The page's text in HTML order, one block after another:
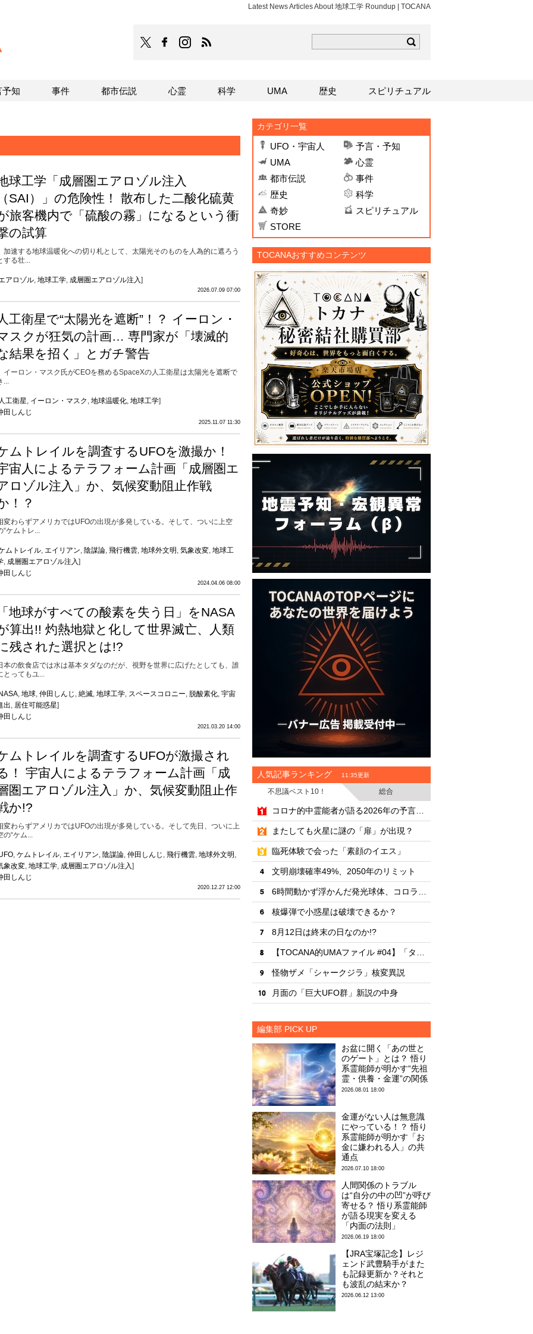
Latest News Articles About 地球工学 Roundup | TOCANA
TOCANAのFacebookはこちら
TOCANAのinstagramはこちら
球工学「成層圏エアロゾル注入
SAI）」の危険性！ 散布した二酸化硫黄
旅客機内で「硫酸の霧」になるという衝
の試算
速する地球温暖化への切り札として、太陽光そのものを人為的に遮ろう
する壮...
アロゾル, 地球工学, 成層圏エアロゾル注入]
2026.07.09 07:00
工衛星で“太陽光を遮断”！？ イーロン・
スクが狂気の計画… 専門家が「壊滅的
結果を招く」とガチ警告
ーロン・マスク氏がCEOを務めるSpaceXの人工衛星は太陽光を遮断で
...
工衛星, イーロン・マスク , 地球温暖化, 地球工学]
2025.11.07 11:30
田しんじ
ムトレイルを調査するUFOを激撮か！
宙人によるテラフォーム計画「成層圏エ
ロゾル注入」か、気候変動阻止作戦
！？
変わらずアメリカではUFOの出現が多発している。そして、ついに上空
“ケムトレ...
ムトレイル, エイリアン, 陰謀論, 飛行機雲, 地球外文明 , 気象改変, 地球工
, 成層圏エアロゾル注入]
2024.04.06 08:00
田しんじ
地球がすべての酸素を失う日」をNASA
算出!! 灼熱地獄と化して世界滅亡、人類
残された選択とは!?
本の飲食店では水は基本タダなのだが、視野を世界に広げたとしても、誰
とってもユ...
, 地球, 仲田しんじ , 絶滅, 地球工学, スペースコロニー, 脱酸素化, 宇宙
出, 居住可能惑星]
2021.03.20 14:00
田しんじ
ムトレイルを調査するUFOが激撮され
！ 宇宙人によるテラフォーム計画「成
圏エアロゾル注入」か、気候変動阻止作
か!?
変わらずアメリカではUFOの出現が多発している。そして先日、ついに上
の“ケム...
, ケムトレイル, エイリアン, 陰謀論, 仲田しんじ , 飛行機雲, 地球外文明 ,
象改変, 地球工学, 成層圏エアロゾル注入]
2020.12.27 12:00
田しんじ
カテゴリ一覧
UFO・宇宙人
予言・予知
UMA
心霊
都市伝説
事件
歴史
科学
奇妙
スピリチュアル
STORE
TOCANAおすすめコンテンツ
人気記事ランキング 11:35更新
不思議ベスト10！
総合
・
・
またしても火星に謎の「扉」が出現？
・
臨死体験で会った「素顔のイエス」
・
文明崩壊確率49%、2050年のリミット
・
・
核爆弾で小惑星は破壊できるか？
・
8月12日は終末の日なのか!?
・
・
怪物ザメ「シャークジラ」核変異説
・
月面の「巨大UFO群」新説の中身
編集部 PICK UP
お盆に開く「あの世と
のゲート」とは？ 悟り
系霊能師が明かす“先祖
霊・供養・金運”の関係
2026.08.01 18:00
金運がない人は無意識
にやっている！？ 悟り
系霊能師が明かす「お
金に嫌われる人」の共
通点
2026.07.10 18:00
人間関係のトラブル
は“自分の中の凹”が呼び
寄せる？ 悟り系霊能師
が語る現実を変える
「内面の法則」
2026.06.19 18:00
【JRA宝塚記念】レジ
ェンド武豊騎手がまた
も記録更新か？それと
も波乱の結末か？
2026.06.12 13:00
予知 事件 都市伝説 心霊 科学 UMA 歴史 スピリチュアル